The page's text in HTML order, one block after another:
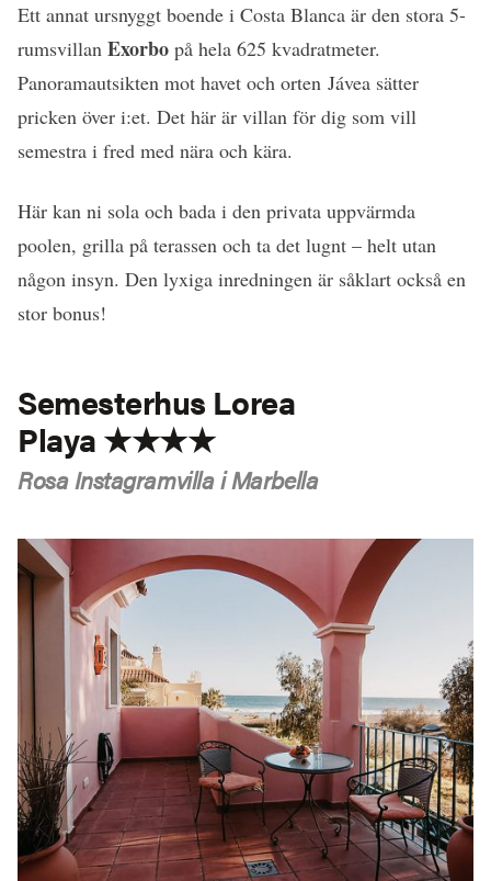
Ett annat ursnyggt boende i Costa Blanca är den stora 5-
rumsvillan Exorbo på hela 625 kvadratmeter.
Panoramautsikten mot havet och orten Jávea sätter
pricken över i:et. Det här är villan för dig som vill
semestra i fred med nära och kära.
Här kan ni sola och bada i den privata uppvärmda
poolen, grilla på terassen och ta det lugnt – helt utan
någon insyn. Den lyxiga inredningen är såklart också en
stor bonus!
Semesterhus Lorea
Playa ★★★★
Rosa Instagramvilla i Marbella